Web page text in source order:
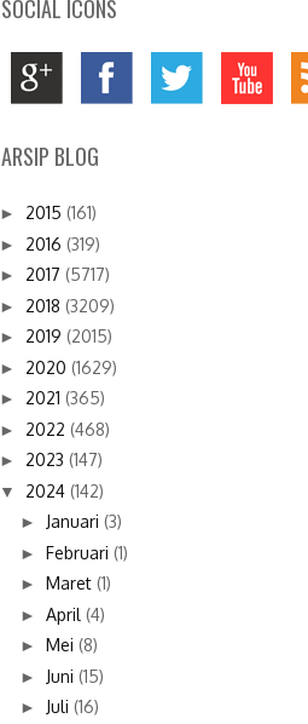
SOCIAL ICONS
ARSIP BLOG
► 2015 (161)
► 2016 (319)
► 2017 (5717)
► 2018 (3209)
► 2019 (2015)
► 2020 (1629)
► 2021 (365)
► 2022 (468)
► 2023 (147)
▼ 2024 (142)
► Januari (3)
► Februari (1)
► Maret (1)
► April (4)
► Mei (8)
► Juni (15)
► Juli (16)